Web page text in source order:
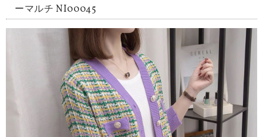
ーマルチ NI00045